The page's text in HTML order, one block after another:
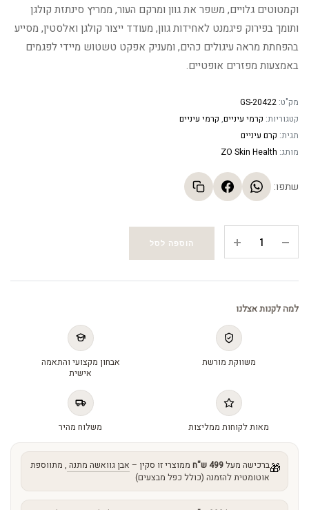
וקמטוטים גלויים, משפר את גוון ומרקם העור, ממריץ סינתזת קולגן
ותומך בפירוק פיגמנט לאחידות גוון, מעודד ייצור קולגן ואלסטין, מסייע
בהפחתת מראה עיגולים כהים, ומעניק אפקט טשטוש מיידי לפגמים
באמצעות מפזרים אופטיים.
מק"ט: GS-20422
קטגוריות: קרמי עיניים, קרמי עיניים
תגית: קרם עיניים
מותג: ZO Skin Health
שתפו:
Eye
-
עיניים
quantity
הוספה לסל
למה לקנות אצלנו
משווקת מורשת
אבחון מקצועי והתאמה
אישית
מאות לקוחות ממליצות משלוח מהיר
🎁ברכישה מעל499 ש"ח ממוצרי זו סקין – אבן גוואשה מתנה , מתווספת
אוטומטית להזמנה (כולל כפל מבצעים)